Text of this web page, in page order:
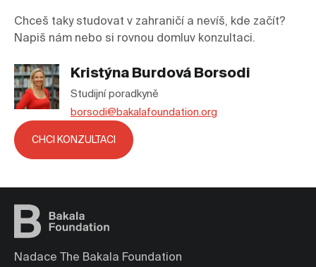
Chceš taky studovat v zahraničí a nevíš, kde začít?
Napiš nám nebo si rovnou domluv konzultaci.
Kristýna Burdová Borsodi
Studijní poradkyně
borsodi@bakalafoundation.org
CHCI KONZULTACI
Nadace The Bakala Foundation